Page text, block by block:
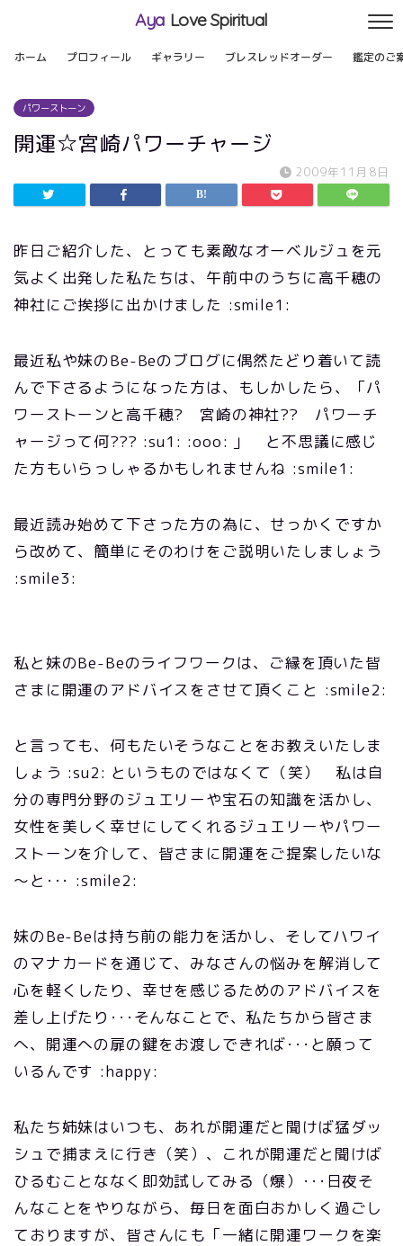
Aya Love Spiritual
ホーム プロフィール ギャラリー ブレスレッドオーダー 鑑定のご
パワーストーン
開運☆宮崎パワーチャージ
2009年11月8日
昨日ご紹介した、とっても素敵なオーベルジュを元
気よく出発した私たちは、午前中のうちに高千穂の
神社にご挨拶に出かけました :smile1:
最近私や妹のBe-Beのブログに偶然たどり着いて読
んで下さるようになった方は、もしかしたら、「パ
ワーストーンと高千穂? 宮崎の神社?? パワーチ
ャージって何??? :su1: :ooo: 」 と不思議に感じ
た方もいらっしゃるかもしれませんね :smile1:
最近読み始めて下さった方の為に、せっかくですか
ら改めて、簡単にそのわけをご説明いたしましょう
:smile3:
私と妹のBe-Beのライフワークは、ご縁を頂いた皆
さまに開運のアドバイスをさせて頂くこと :smile2:
と言っても、何もたいそうなことをお教えいたしま
しょう :su2: というものではなくて（笑） 私は自
分の専門分野のジュエリーや宝石の知識を活かし、
女性を美しく幸せにしてくれるジュエリーやパワー
ストーンを介して、皆さまに開運をご提案したいな
～と･･･ :smile2:
妹のBe-Beは持ち前の能力を活かし、そしてハワイ
のマナカードを通じて、みなさんの悩みを解消して
心を軽くしたり、幸せを感じるためのアドバイスを
差し上げたり･･･そんなことで、私たちから皆さま
へ、開運への扉の鍵をお渡しできれば･･･と願って
いるんです :happy:
私たち姉妹はいつも、あれが開運だと聞けば猛ダッ
シュで捕まえに行き（笑）、これが開運だと聞けば
ひるむことななく即効試してみる（爆）･･･日夜そ
んなことをやりながら、毎日を面白おかしく過ごし
ておりますが、皆さんにも「一緒に開運ワークを楽